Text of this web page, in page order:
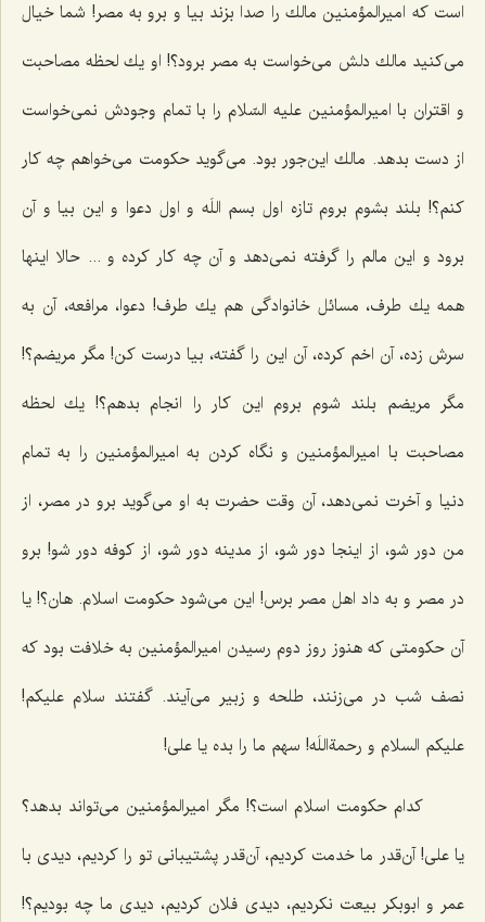
است كه امیرالمؤمنین مالك را صدا بزند بیا و برو به مصر! شما خیال
می‌كنید مالك دلش می‌خواست به مصر برود؟! او یك لحظه مصاحبت
و اقتران با امیرالمؤمنین علیه السّلام را با تمام وجودش نمی‌خواست
از دست بدهد. مالك این‌جور بود. می‌گوید حكومت می‌خواهم چه كار
كنم؟! بلند بشوم بروم تازه اول بسم اللَه و اول دعوا و این بیا و آن
برود و این مالم را گرفته نمی‌دهد و آن چه كار كرده و ... حالا اینها
همه یك طرف، مسائل خانوادگی هم یك طرف! دعوا، مرافعه، آن به
سرش زده، آن اخم كرده، آن این را گفته، بیا درست كن! مگر مریضم؟!
مگر مریضم بلند شوم بروم این كار را انجام بدهم؟! یك لحظه
مصاحبت با امیرالمؤمنین و نگاه كردن به امیرالمؤمنین را به تمام
دنیا و آخرت نمی‌دهد، آن وقت حضرت به او می‌گوید برو در مصر، از
من دور شو، از اینجا دور شو، از مدینه دور شو، از كوفه دور شو! برو
در مصر و به داد اهل مصر برس! این می‌شود حكومت اسلام. هان؟! یا
آن حكومتی كه هنوز روز دوم رسیدن امیرالمؤمنین به خلافت بود كه
نصف شب در می‌زنند، طلحه و زبیر می‌آیند. گفتند سلام علیكم!
علیكم السلام و رحمةاللَه! سهم ما را بده یا علی!
كدام حكومت اسلام است؟! مگر امیرالمؤمنین می‌تواند بدهد؟
یا علی! آن‌قدر ما خدمت كردیم، آن‌قدر پشتیبانی تو را كردیم، دیدی با
عمر و ابوبكر بیعت نكردیم، دیدی فلان كردیم، دیدی ما چه بودیم؟!